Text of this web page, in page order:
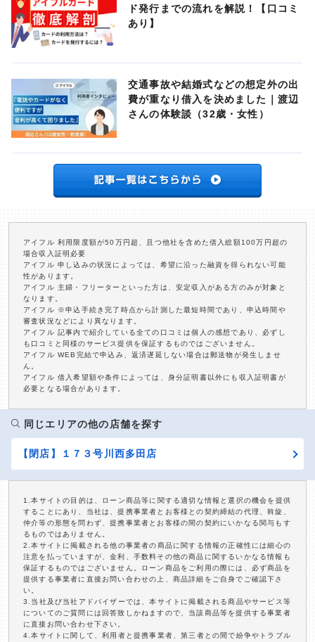
ド発行までの流れを解説！【口コミ
あり】
交通事故や結婚式などの想定外の出
費が重なり借入を決めました｜渡辺
さんの体験談（32歳・女性）
アイフル 利用限度額が50万円超、且つ他社を含めた借入総額100万円超の
場合収入証明必要
アイフル 申し込みの状況によっては、希望に沿った融資を得られない可能
性があります。
アイフル 主婦・フリーターといった方は、安定収入がある方のみが対象と
なります。
アイフル ※申込手続き完了時点から計測した最短時間であり、申込時間や
審査状況などにより異なります。
アイフル 記事内で紹介している全ての口コミは個人の感想であり、必ずし
も口コミと同様のサービス提供を保証するものではございません。
アイフル WEB完結で申込み、返済遅延しない場合は郵送物が発生しませ
ん。
アイフル 借入希望額や条件によっては、身分証明書以外にも収入証明書が
必要となる場合があります。
同じエリアの他の店舗を探す
【閉店】１７３号川西多田店
1.本サイトの目的は、ローン商品等に関する適切な情報と選択の機会を提供
することにあり、当社は、提携事業者とお客様との契約締結の代理、斡旋、
仲介等の形態を問わず、提携事業者とお客様の間の契約にいかなる関与もす
るものではありません。
2.本サイトに掲載される他の事業者の商品に関する情報の正確性には細心の
注意を払っていますが、金利、手数料その他の商品に関するいかなる情報も
保証するものではございません。ローン商品をご利用の際には、必ず商品を
提供する事業者に直接お問い合わせの上、商品詳細をご自身でご確認下さ
い。
3.当社及び当社アドバイザーでは、本サイトに掲載される商品やサービス等
についてのご質問には回答致しかねますので、当該商品等を提供する事業者
に直接お問い合わせ下さい。
4.本サイトに関して、利用者と提携事業者、第三者との間で紛争やトラブル